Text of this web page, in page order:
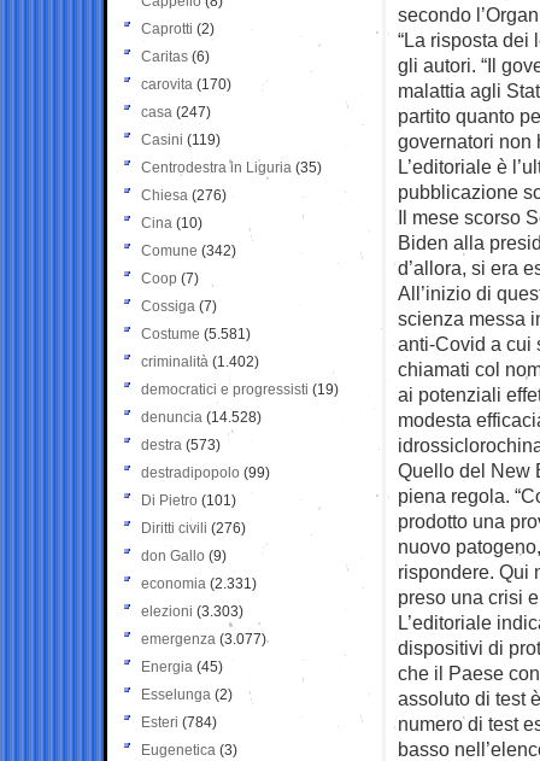
secondo
“La risposta dei
gli autori. “Il
malattia agli
partito quanto
governatori non
L’editoriale è
pubblicazione
Il mese scorso
Biden alla
d’allora, si era
All’inizio di
scienza messa
anti-Covid a cui
chiamati col
ai potenziali
modesta
Quello del New
piena regola.
prodotto una
nuovo
rispondere. Qui
preso una crisi
L’editoriale
dispositivi di
che il Paese
assoluto di test
numero di test
basso
Caprotti (2)
Caritas (6)
carovita (170)
casa (247)
Casini (119)
Centrodestra in Liguria (35)
Chiesa (276)
Cina (10)
Comune (342)
Coop (7)
Cossiga (7)
Costume (5.581)
criminalità (1.402)
democratici e progressisti (19)
denuncia (14.528)
destra (573)
destradipopolo (99)
Di Pietro (101)
Diritti civili (276)
don Gallo (9)
economia (2.331)
elezioni (3.303)
emergenza (3.077)
Energia (45)
Esselunga (2)
Esteri (784)
Eugenetica (3)